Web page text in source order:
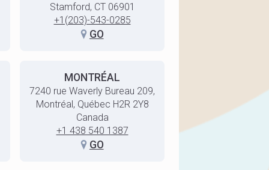
Stamford, CT 06901
+1(203)-543-0285
GO
MONTRÉAL
7240 rue Waverly Bureau 209,
Montréal, Québec H2R 2Y8
Canada
+1 438 540 1387
GO